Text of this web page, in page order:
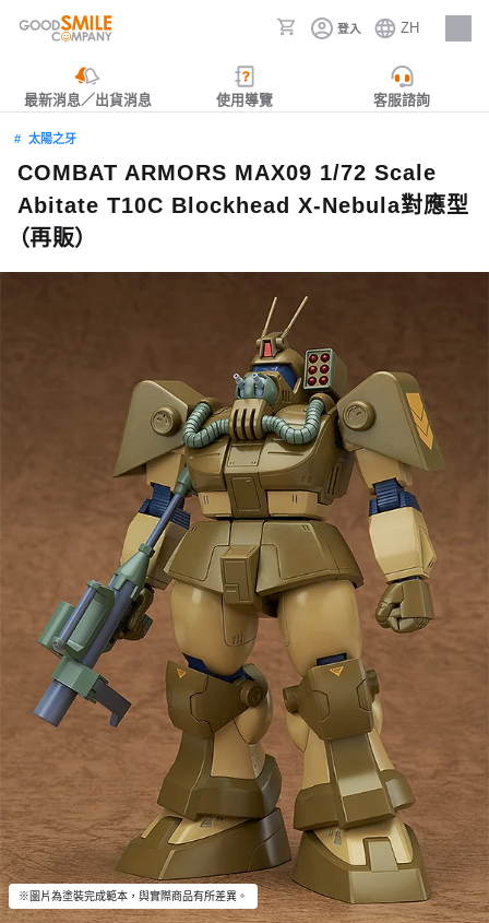
登入 ZH
人才招募
最新消息／出貨消息 使用導覽 客服諮詢
太陽之牙
COMBAT ARMORS MAX09 1/72 Scale
Abitate T10C Blockhead X-Nebula對應型
（再販）
※圖片為塗裝完成範本，與實際商品有所差異。